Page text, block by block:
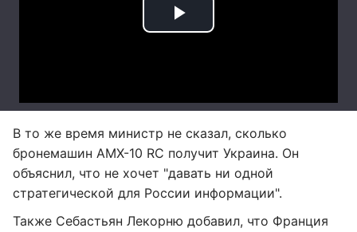
В то же время министр не сказал, сколько
бронемашин AMX-10 RC получит Украина. Он
объяснил, что не хочет "давать ни одной
стратегической для России информации".
Также Себастьян Лекорню добавил, что Франция